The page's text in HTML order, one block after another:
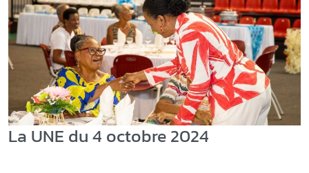
La UNE du 4 octobre 2024